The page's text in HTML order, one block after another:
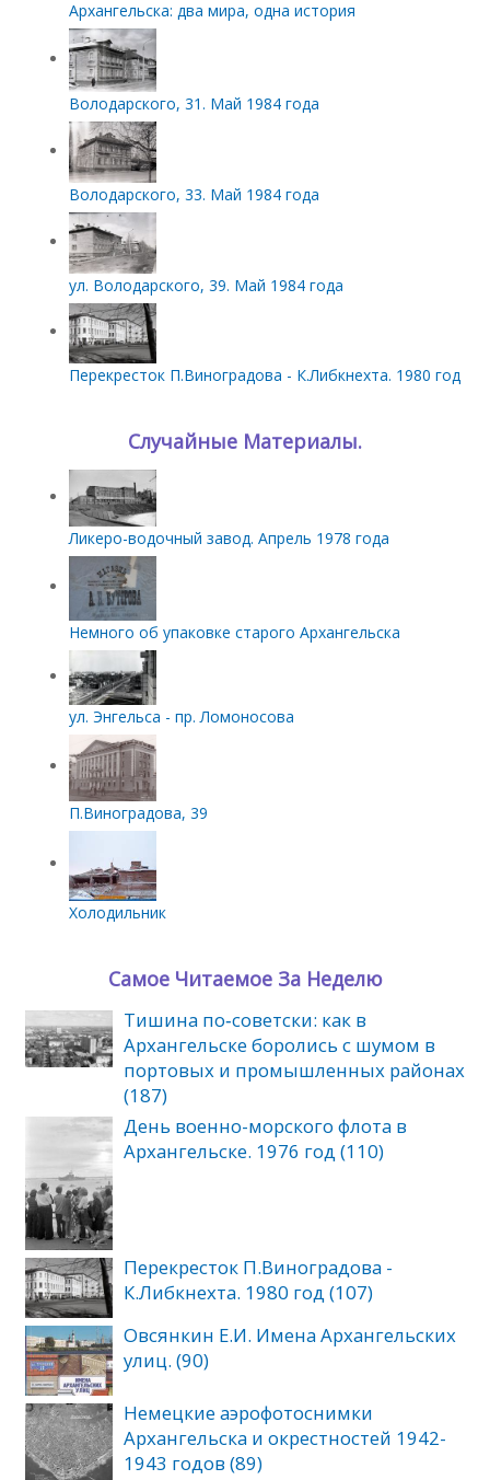
Архангельска: два мира, одна история
Володарского, 31. Май 1984 года
Володарского, 33. Май 1984 года
ул. Володарского, 39. Май 1984 года
Перекресток П.Виноградова - К.Либкнехта. 1980 год
Случайные Материалы.
Ликеро-водочный завод. Апрель 1978 года
Немного об упаковке старого Архангельска
ул. Энгельса - пр. Ломоносова
П.Виноградова, 39
Холодильник
Самое Читаемое За Неделю
Тишина по‑советски: как в
Архангельске боролись с шумом в
портовых и промышленных районах
(187)
День военно-морского флота в
Архангельске. 1976 год (110)
Перекресток П.Виноградова -
К.Либкнехта. 1980 год (107)
Овсянкин Е.И. Имена Архангельских
улиц. (90)
Немецкие аэрофотоснимки
Архангельска и окрестностей 1942-
1943 годов (89)